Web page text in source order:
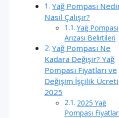
Yağ Pompası
Nasıl Çalışır?
Yağ Pompası
Arızası Belirtileri
Yağ Pompası Ne
Kadara Değişir? Yağ
Pompası Fiyatları ve
Değişim İşçilik Ücreti
2025
2025 Yağ
Pompası Fiyatları